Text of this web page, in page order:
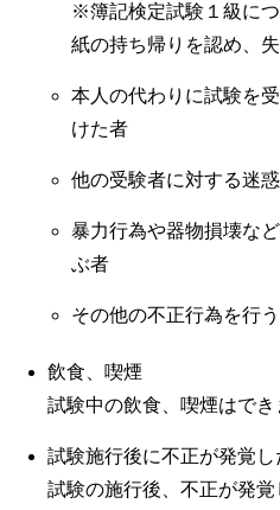
※簿記検定試験１級に
紙の持ち帰りを認め、失
本人の代わりに試験を
けた者
他の受験者に対する迷
暴力行為や器物損壊な
ぶ者
その他の不正行為を行
飲食、喫煙
試験中の飲食、喫煙はでき
試験施行後に不正が発覚
試験の施行後、不正が発